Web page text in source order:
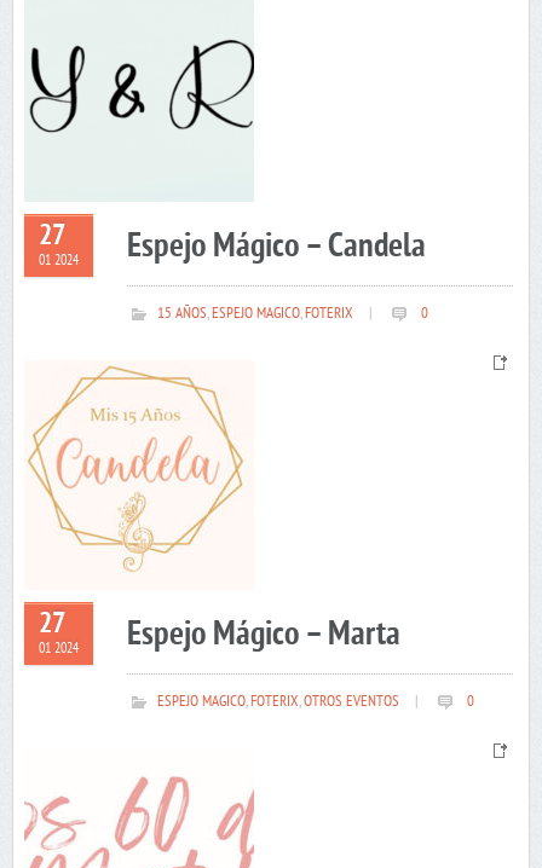
27
01 2024 Espejo Mágico – Candela
15 AÑOS,ESPEJO MAGICO,FOTERIX 0
27
01 2024 Espejo Mágico – Marta
ESPEJO MAGICO,FOTERIX,OTROS EVENTOS 0